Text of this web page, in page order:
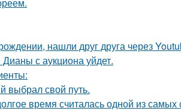
нашли друг друга через
с аукциона уйдет.
выбрал свой путь.
время считалась одной из самых